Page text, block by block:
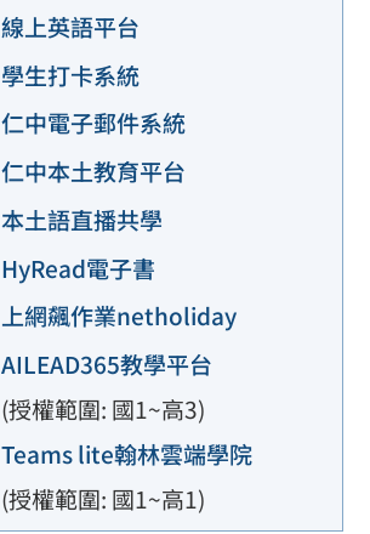
線上英語平台
學生打卡系統
仁中電子郵件系統
仁中本土教育平台
本土語直播共學
HyRead電子書
上網飆作業netholiday
AILEAD365教學平台
(授權範圍: 國1~高3)
Teams lite翰林雲端學院
(授權範圍: 國1~高1)